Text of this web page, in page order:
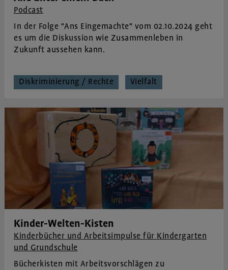
Podcast
In der Folge "Ans Eingemachte" vom 02.10.2024 geht
es um die Diskussion wie Zusammenleben in
Zukunft aussehen kann.
Diskriminierung / Rechte Vielfalt
Kinder-Welten-Kisten
Kinderbücher und Arbeitsimpulse für Kindergarten
und Grundschule
Bücherkisten mit Arbeitsvorschlägen zu